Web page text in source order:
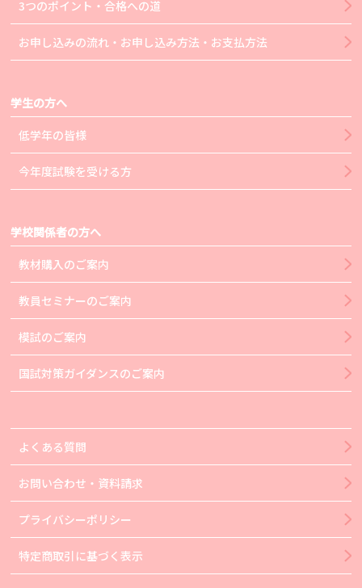
3つのポイント・合格への道
お申し込みの流れ・お申し込み方法・お支払方法
学生の方へ
低学年の皆様
今年度試験を受ける方
学校関係者の方へ
教材購入のご案内
教員セミナーのご案内
模試のご案内
国試対策ガイダンスのご案内
よくある質問
お問い合わせ・資料請求
プライバシーポリシー
特定商取引に基づく表示